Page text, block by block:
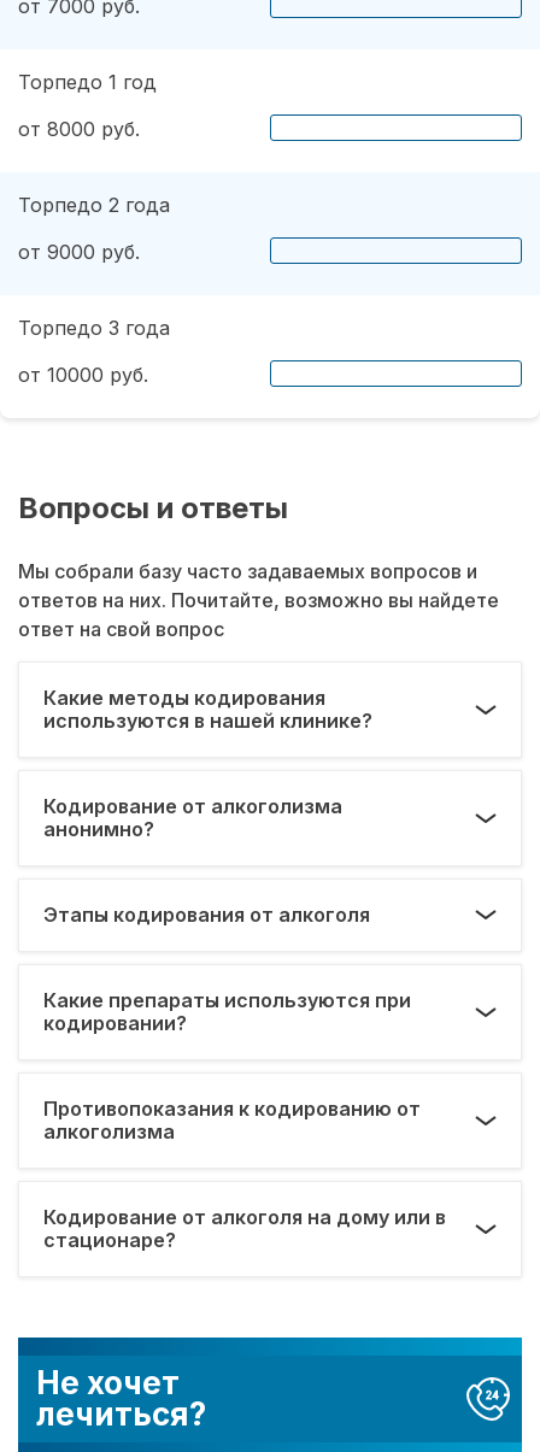
Не хочет
лечиться?
от 7000 руб.
Торпедо 1 год
от 8000 руб.
Торпедо 2 года
от 9000 руб.
Торпедо 3 года
от 10000 руб.
Вопросы и ответы
Мы собрали базу часто задаваемых вопросов и
ответов на них. Почитайте, возможно вы найдете
ответ на свой вопрос
Какие методы кодирования
используются в нашей клинике?
Кодирование от алкоголизма
анонимно?
Этапы кодирования от алкоголя
Какие препараты используются при
кодировании?
Противопоказания к кодированию от
алкоголизма
Кодирование от алкоголя на дому или в
стационаре?